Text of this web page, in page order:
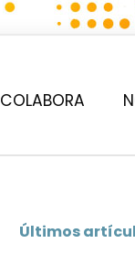
COLABORA
Últimos